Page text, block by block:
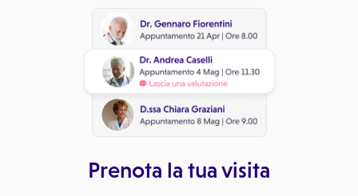
Prenota la tua visita